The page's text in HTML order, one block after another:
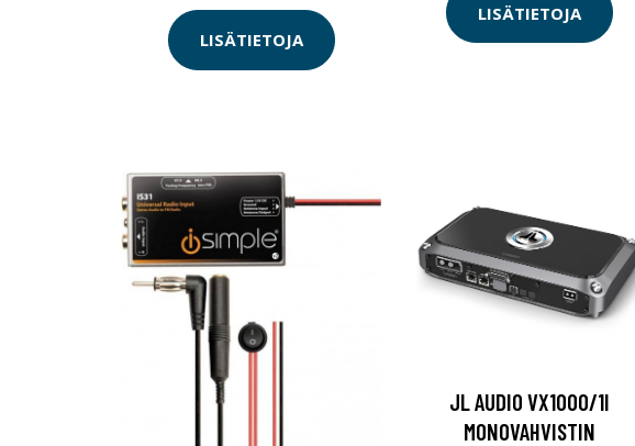
LISÄTIETOJA
LISÄTIETOJA
JL AUDIO VX1000/1I
MONOVAHVISTIN